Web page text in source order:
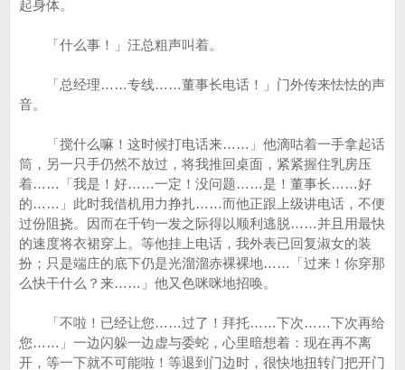
起身体。
「什么事！」汪总粗声叫着。
「总经理……专线……董事长电话！」门外传来怯怯的声
音。
「搅什么嘛！这时候打电话来……」他滴咕着一手拿起话
筒，另一只手仍然不放过，将我推回桌面，紧紧握住乳房压
着……「我是！好……一定！没问题……是！董事长……好
的……」此时我借机用力挣扎……而他正跟上级讲电话，不便
过份阻挠。因而在千钧一发之际得以顺利逃脱……并且用最快
的速度将衣裙穿上。等他挂上电话，我外表已回复淑女的装
扮；只是端庄的底下仍是光溜溜赤裸裸地……「过来！你穿那
么快干什么？来……」他又色咪咪地招唤。
「不啦！已经让您……过了！拜托……下次……下次再给
您……」一边闪躲一边虚与委蛇，心里暗想着：现在再不离
开，等一下就不可能啦！等退到门边时，很快地扭转门把开门